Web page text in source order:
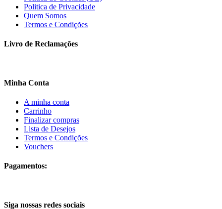
Politica de Privacidade
Quem Somos
Termos e Condições
Livro de Reclamações
Minha Conta
A minha conta
Carrinho
Finalizar compras
Lista de Desejos
Termos e Condições
Vouchers
Pagamentos:
Siga nossas redes sociais